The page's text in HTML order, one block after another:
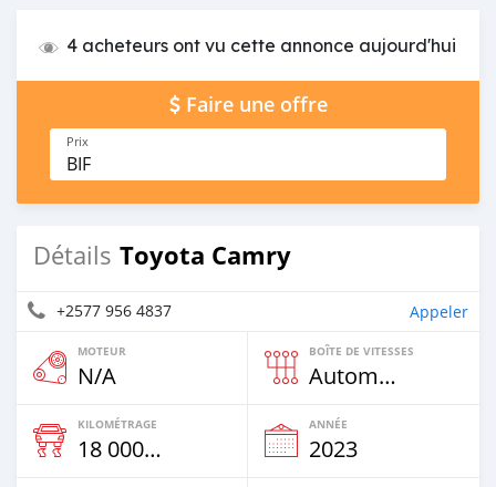
4 acheteurs ont vu cette annonce aujourd'hui
Faire une offre
Prix
BIF
Détails Toyota Camry
+2577 956 4837 Appeler
MOTEUR
N/A
BOÎTE DE VITESSES
Automatique
KILOMÉTRAGE
18 000 Km
ANNÉE
2023